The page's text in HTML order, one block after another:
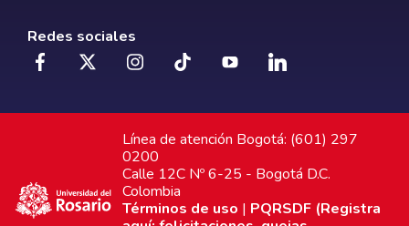
Redes sociales
Línea de atención Bogotá: (601) 297
0200
Calle 12C Nº 6-25 - Bogotá D.C.
Colombia
Términos de uso | PQRSDF (Registra